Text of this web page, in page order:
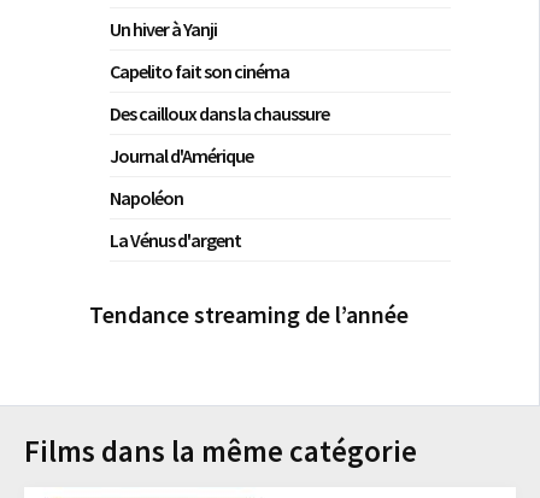
Un hiver à Yanji
Capelito fait son cinéma
Des cailloux dans la chaussure
Journal d'Amérique
Napoléon
La Vénus d'argent
Tendance streaming de l’année
Films dans la même catégorie